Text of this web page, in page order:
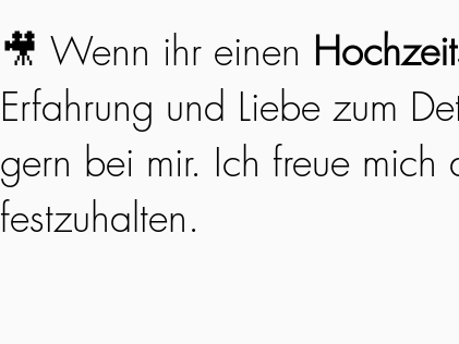
🎥 Wenn ihr einen
Erfahrung und Liebe zum
gern bei mir. Ich freue
festzuhalten.